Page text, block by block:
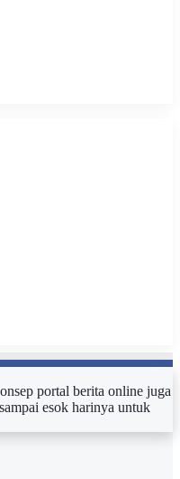
portal berita online juga
esok harinya untuk